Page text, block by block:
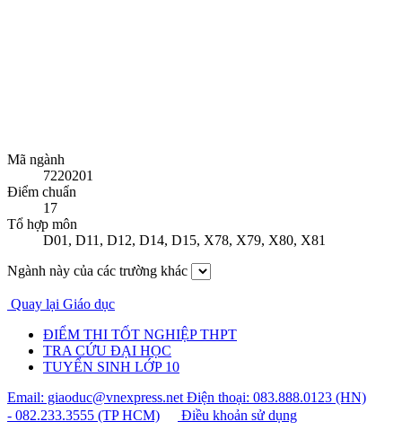
Mã ngành
7220201
Điểm chuẩn
17
Tổ hợp môn
D01, D11, D12, D14, D15, X78, X79, X80, X81
Ngành này của các trường khác
Quay lại Giáo dục
ĐIỂM THI TỐT NGHIỆP THPT
TRA CỨU ĐẠI HỌC
TUYỂN SINH LỚP 10